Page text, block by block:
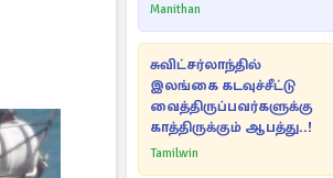
Manithan
சுவிட்சர்லாந்தில்
இலங்கை கடவுச்சீட்டு
வைத்திருப்பவர்களுக்கு
காத்திருக்கும் ஆபத்து..!
Tamilwin